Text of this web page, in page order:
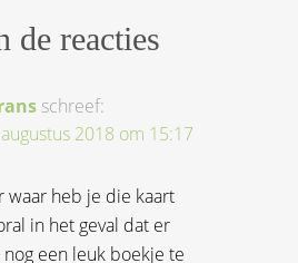
de reacties
schreef:
2018 om 15:17
waar heb je die kaart
in het geval dat er
een leuk boekje te